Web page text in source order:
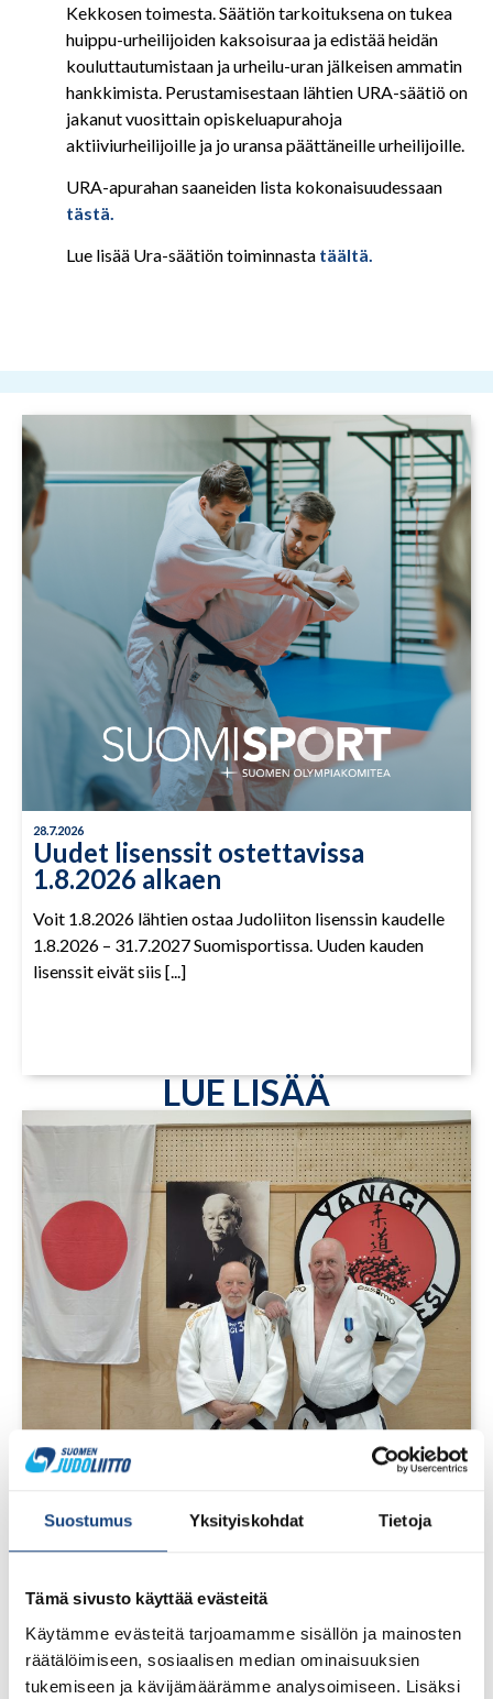
Suostumus Yksityiskohdat Tietoja
Tämä sivusto käyttää evästeitä
Käytämme evästeitä tarjoamamme sisällön ja mainosten
räätälöimiseen, sosiaalisen median ominaisuuksien
tukemiseen ja kävijämäärämme analysoimiseen. Lisäksi
Kekkosen toimesta. Säätiön tarkoituksena on tukea
huippu-urheilijoiden kaksoisuraa ja edistää heidän
kouluttautumistaan ja urheilu-uran jälkeisen ammatin
hankkimista. Perustamisestaan lähtien URA-säätiö on
jakanut vuosittain opiskeluapurahoja
aktiiviurheilijoille ja jo uransa päättäneille urheilijoille.
URA-apurahan saaneiden lista kokonaisuudessaan
tästä.
Lue lisää Ura-säätiön toiminnasta täältä.
28.7.2026
Uudet lisenssit ostettavissa
1.8.2026 alkaen
Voit 1.8.2026 lähtien ostaa Judoliiton lisenssin kaudelle
1.8.2026 – 31.7.2027 Suomisportissa. Uuden kauden
lisenssit eivät siis [...]
LUE LISÄÄ
1.8.2026
huomionosoitus